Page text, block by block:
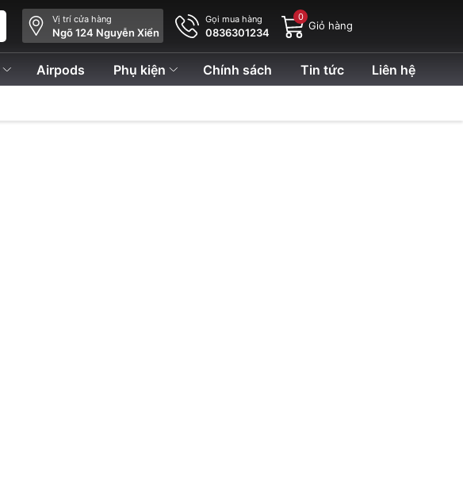
Vị trí cửa hàng
Ngõ 124 Nguyễn Xiển
Gọi mua hàng
0836301234
0
Giỏ hàng
Airpods Phụ kiện Chính sách Tin tức Liên hệ